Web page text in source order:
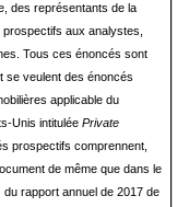
des représentants de la
aux analystes,
Tous ces énoncés sont
se veulent des énoncés
applicable du
Unis intitulée Private
prospectifs comprennent,
de même que dans le
rapport annuel de 2017 de